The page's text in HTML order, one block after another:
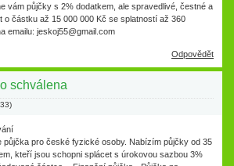
vám půjčky s 2% dodatkem, ale spravedlivé, čestné a
částku až 15 000 000 Kč se splatností až 360
emailu: jeskoj55@gmail.com
Odpovědět
schválena
)
půjčka pro české fyzické osoby. Nabízím půjčky od 35
kteří jsou schopni splácet s úrokovou sazbou 3%